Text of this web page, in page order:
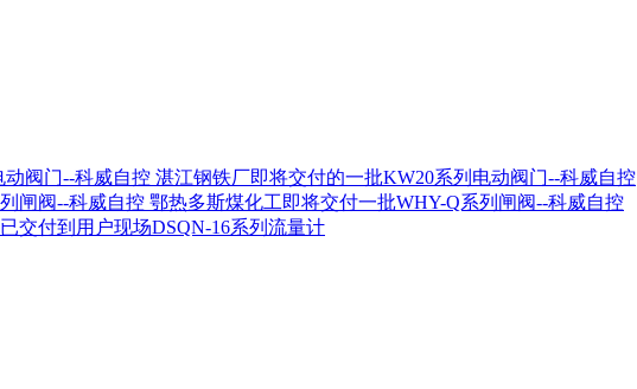
湛江钢铁厂即将交付的一批KW20系列电动阀门--科威自控
鄂热多斯煤化工即将交付一批WHY-Q系列闸阀--科威自控
已交付到用户现场DSQN-16系列流量计